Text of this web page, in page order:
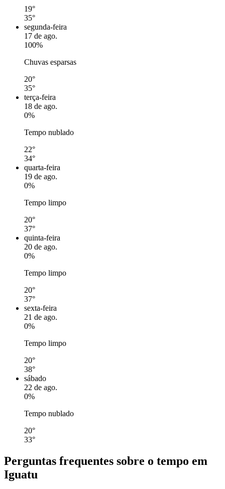
19°
35°
segunda-feira
17 de ago.
100%
Chuvas esparsas
20°
35°
terça-feira
18 de ago.
0%
Tempo nublado
22°
34°
quarta-feira
19 de ago.
0%
Tempo limpo
20°
37°
quinta-feira
20 de ago.
0%
Tempo limpo
20°
37°
sexta-feira
21 de ago.
0%
Tempo limpo
20°
38°
sábado
22 de ago.
0%
Tempo nublado
20°
33°
Perguntas frequentes sobre o tempo em
Iguatu